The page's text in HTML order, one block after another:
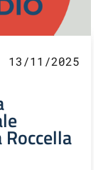
13/11/2025